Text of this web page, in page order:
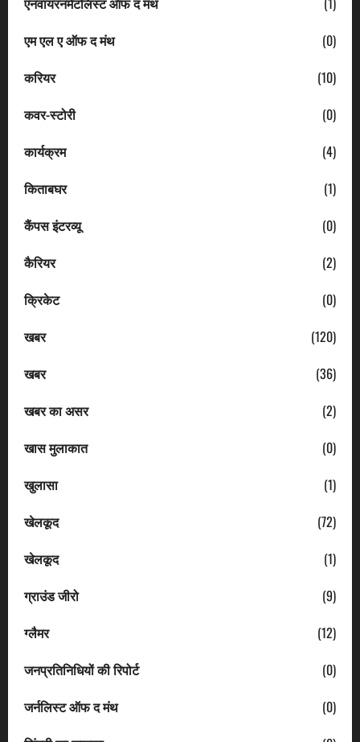
एम एल ए ऑफ द मंथ
(0)
करियर
(10)
कवर-स्टोरी
(0)
कार्यक्रम
(4)
किताबघर
(1)
कैंपस इंटरव्यू
(0)
कैरियर
(2)
क्रिकेट
(0)
खबर
(120)
खबर
(36)
खबर का असर
(2)
खास मुलाकात
(0)
खुलासा
(1)
खेलकूद
(72)
खेलकूद
(1)
ग्राउंड जीरो
(9)
ग्लैमर
(12)
जनप्रतिनिधियों की रिपोर्ट
(0)
जर्नलिस्ट ऑफ द मंथ
(0)